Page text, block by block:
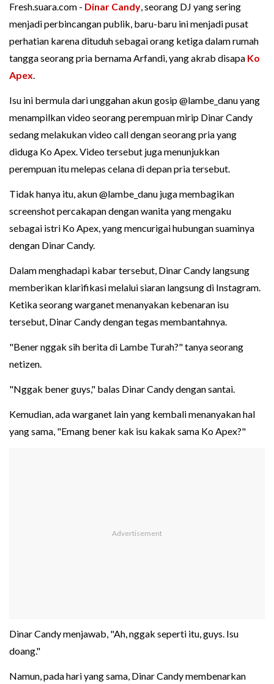
Fresh.suara.com - Dinar Candy, seorang DJ yang sering
menjadi perbincangan publik, baru-baru ini menjadi pusat
perhatian karena dituduh sebagai orang ketiga dalam rumah
tangga seorang pria bernama Arfandi, yang akrab disapa Ko
Apex.
Isu ini bermula dari unggahan akun gosip @lambe_danu yang
menampilkan video seorang perempuan mirip Dinar Candy
sedang melakukan video call dengan seorang pria yang
diduga Ko Apex. Video tersebut juga menunjukkan
perempuan itu melepas celana di depan pria tersebut.
Tidak hanya itu, akun @lambe_danu juga membagikan
screenshot percakapan dengan wanita yang mengaku
sebagai istri Ko Apex, yang mencurigai hubungan suaminya
dengan Dinar Candy.
Dalam menghadapi kabar tersebut, Dinar Candy langsung
memberikan klarifikasi melalui siaran langsung di Instagram.
Ketika seorang warganet menanyakan kebenaran isu
tersebut, Dinar Candy dengan tegas membantahnya.
"Bener nggak sih berita di Lambe Turah?" tanya seorang
netizen.
"Nggak bener guys," balas Dinar Candy dengan santai.
Kemudian, ada warganet lain yang kembali menanyakan hal
yang sama, "Emang bener kak isu kakak sama Ko Apex?"
Dinar Candy menjawab, "Ah, nggak seperti itu, guys. Isu
doang."
Namun, pada hari yang sama, Dinar Candy membenarkan